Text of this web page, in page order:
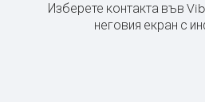
Изберете контакта във
неговия екран с